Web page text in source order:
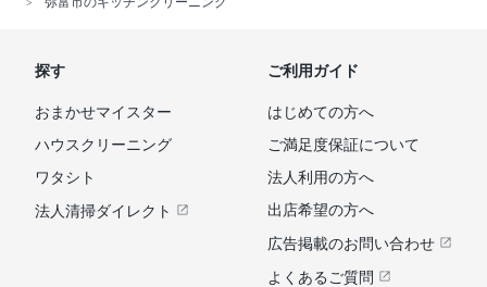
探す
おまかせマイスター
ハウスクリーニング
ワタシト
法人清掃ダイレクト
ご利用ガイド
はじめての方へ
ご満足度保証について
法人利用の方へ
出店希望の方へ
広告掲載のお問い合わせ
よくあるご質問